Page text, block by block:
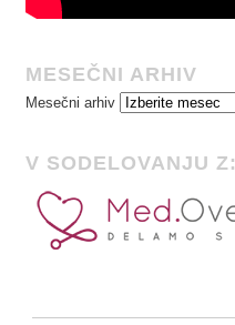
MESEČNI ARHIV
Mesečni arhiv
V SODELOVANJU Z: